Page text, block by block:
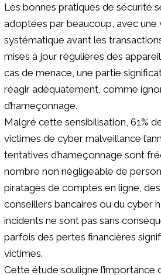
Les bonnes pratiques de sécurité
adoptées par beaucoup, avec une
systématique avant les
mises à jour régulières des
cas de menace, une partie
réagir adéquatement, comme
d’hameçonnage.
Malgré cette sensibilisation, 61%
victimes de cyber malveillance
tentatives d’hameçonnage sont
nombre non négligeable de
piratages de comptes en ligne,
conseillers bancaires ou du cyber
incidents ne sont pas sans
parfois des pertes financières
victimes.
Cette étude souligne l’importance